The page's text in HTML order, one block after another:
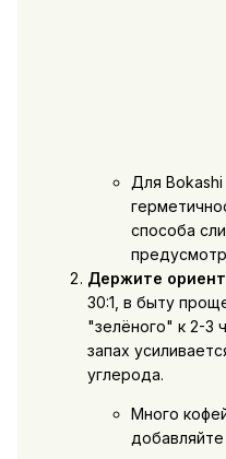
Для
способа
Держите
30:1, в быту
"зелёного" к 2-3
запах
углерода.
Много